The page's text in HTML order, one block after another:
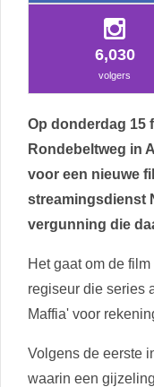
6,030
volgers
Op donderdag 15
Rondebeltweg in
voor een nieuwe
streamingsdienst
vergunning die
Het gaat om de
regiseur die series
Maffia' voor
Volgens de eerste
waarin een